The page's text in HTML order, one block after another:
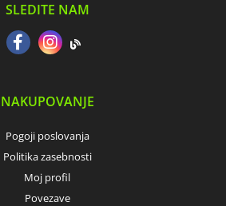
SLEDITE NAM
NAKUPOVANJE
Pogoji poslovanja
Politika zasebnosti
Moj profil
Povezave